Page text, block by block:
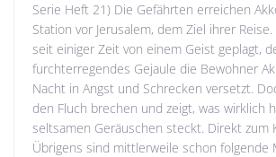
Serie Heft 21) Die Gefährten erreichen
Station vor Jerusalem, dem Ziel ihrer
seit einiger Zeit von einem Geist geplagt,
furchterregendes Gejaule die Bewohner
Nacht in Angst und Schrecken versetzt.
den Fluch brechen und zeigt, was wirklich
seltsamen Geräuschen steckt. Direkt zum
Übrigens sind mittlerweile schon folgende